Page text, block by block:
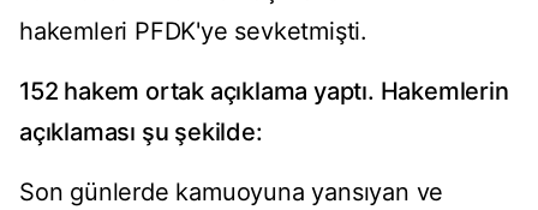
hakemleri PFDK'ye sevketmişti.
152 hakem ortak açıklama yaptı. Hakemlerin
açıklaması şu şekilde:
Son günlerde kamuoyuna yansıyan ve